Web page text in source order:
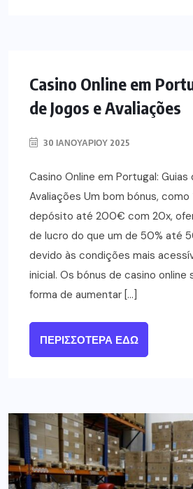
Casino Online em
de Jogos e Avaliações
30 ΙΑΝΟΥΑΡΊΟΥ 2025
Casino Online em Portugal: Guias
Avaliações Um bom bónus, como
depósito até 200€ com 20x,
de lucro do que um de 50% até
devido às condições mais
inicial. Os bónus de casino online
forma de aumentar […]
ΠΕΡΙΣΣΌΤΕΡΑ ΕΔΏ